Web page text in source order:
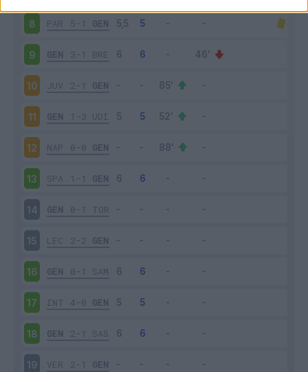
8 PAR 5-1 GEN
9 GEN 3-1 BRE
10 JUV 2-1 GEN
11 GEN 1-3 UDI
12 NAP 0-0 GEN
13 SPA 1-1 GEN
14 GEN 0-1 TOR
15 LEC 2-2 GEN
16 GEN 0-1 SAM
17 INT 4-0 GEN
18 GEN 2-1 SAS
19 VER 2-1 GEN